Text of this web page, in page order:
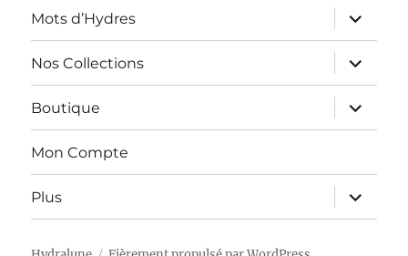
menu
Mots d’Hydres
ouvrir
le
sous-
menu
Nos Collections
ouvrir
le
sous-
menu
Boutique
ouvrir
le
sous-
Mon Compte
Plus
ouvrir
le
sous-